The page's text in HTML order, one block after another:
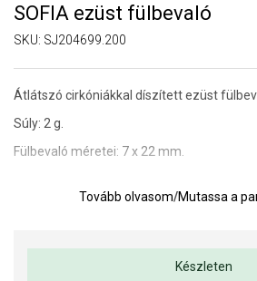
SOFIA ezüst fülbevaló
SKU: SJ204699.200
Átlátszó cirkóniákkal díszített ezüst
Súly: 2 g.
Fülbevaló méretei: 7 x 22 mm.
Az anyagok és a kivitelezés minősége
Tovább olvasom/Mutassa a
Készleten